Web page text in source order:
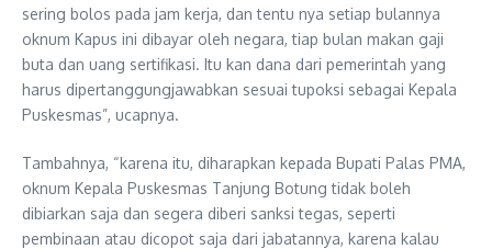
sering bolos pada jam kerja, dan tentu nya setiap bulannya
oknum Kapus ini dibayar oleh negara, tiap bulan makan gaji
buta dan uang sertifikasi. Itu kan dana dari pemerintah yang
harus dipertanggungjawabkan sesuai tupoksi sebagai Kepala
Puskesmas”, ucapnya.
Tambahnya, “karena itu, diharapkan kepada Bupati Palas PMA,
oknum Kepala Puskesmas Tanjung Botung tidak boleh
dibiarkan saja dan segera diberi sanksi tegas, seperti
pembinaan atau dicopot saja dari jabatannya, karena kalau